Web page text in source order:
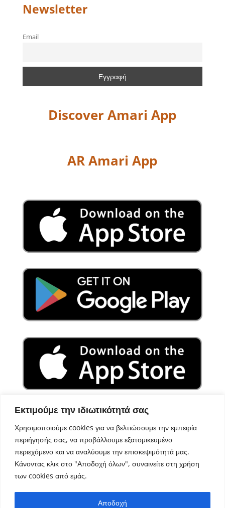
Εκτιμούμε την ιδιωτικότητά σας
Χρησιμοποιούμε cookies για να βελτιώσουμε την εμπειρία
περιήγησής σας, να προβάλλουμε εξατομικευμένο
περιεχόμενο και να αναλύουμε την επισκεψιμότητά μας.
Κάνοντας κλικ στο "Αποδοχή όλων", συναινείτε στη χρήση
των cookies από εμάς.
Αποδοχή
Newsletter
Email
Discover Amari App
AR Amari App